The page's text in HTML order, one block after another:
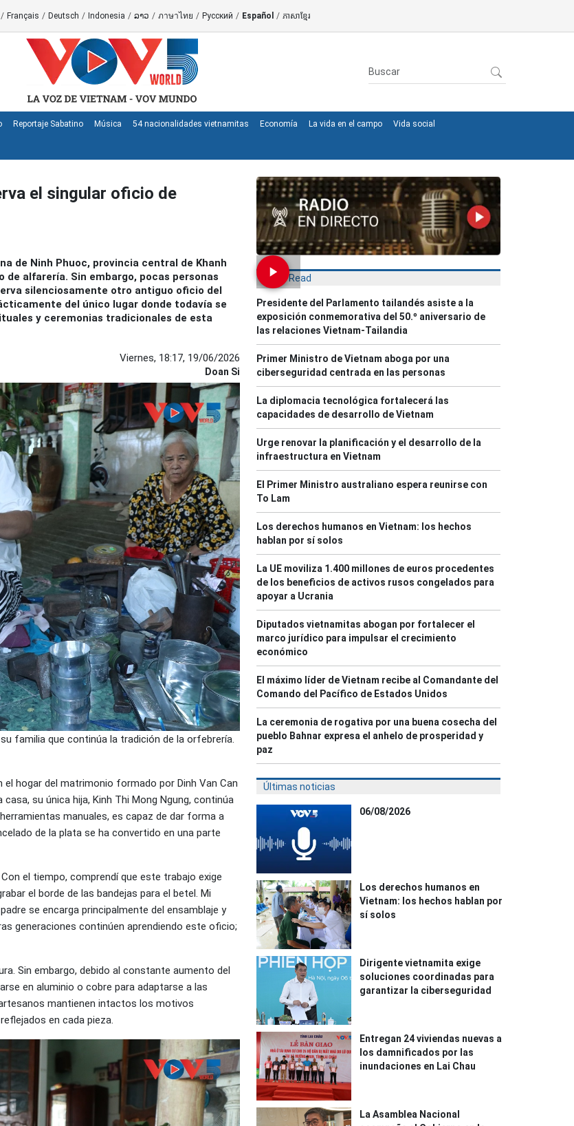
/ Français / Deutsch / Indonesia / ລາວ / ภาษาไทย / Русский / Español / ភាសាខ្មែរ
Reportaje Sabatino Música 54 nacionalidades vietnamitas Economía La vida en el campo Vida social
el singular oficio de
de Ninh Phuoc, provincia central de Khanh
alfarería. Sin embargo, pocas personas
silenciosamente otro antiguo oficio del
del único lugar donde todavía se
y ceremonias tradicionales de esta
Viernes, 18:17, 19/06/2026
Doan Si
familia que continúa la tradición de la orfebrería.
hogar del matrimonio formado por Dinh Van Can
su única hija, Kinh Thi Mong Ngung, continúa
manuales, es capaz de dar forma a
de la plata se ha convertido en una parte
el tiempo, comprendí que este trabajo exige
el borde de las bandejas para el betel. Mi
se encarga principalmente del ensamblaje y
generaciones continúen aprendiendo este oficio;
Sin embargo, debido al constante aumento del
en aluminio o cobre para adaptarse a las
mantienen intactos los motivos
en cada pieza.
Most Read
Presidente del Parlamento tailandés asiste a la
exposición conmemorativa del 50.º aniversario de
las relaciones Vietnam-Tailandia
Primer Ministro de Vietnam aboga por una
ciberseguridad centrada en las personas
La diplomacia tecnológica fortalecerá las
capacidades de desarrollo de Vietnam
Urge renovar la planificación y el desarrollo de la
infraestructura en Vietnam
El Primer Ministro australiano espera reunirse con
To Lam
Los derechos humanos en Vietnam: los hechos
hablan por sí solos
La UE moviliza 1.400 millones de euros procedentes
de los beneficios de activos rusos congelados para
apoyar a Ucrania
Diputados vietnamitas abogan por fortalecer el
marco jurídico para impulsar el crecimiento
económico
El máximo líder de Vietnam recibe al Comandante del
Comando del Pacífico de Estados Unidos
La ceremonia de rogativa por una buena cosecha del
pueblo Bahnar expresa el anhelo de prosperidad y
paz
Últimas noticias
06/08/2026
Los derechos humanos en
Vietnam: los hechos hablan por
sí solos
Dirigente vietnamita exige
soluciones coordinadas para
garantizar la ciberseguridad
Entregan 24 viviendas nuevas a
los damnificados por las
inundaciones en Lai Chau
La Asamblea Nacional